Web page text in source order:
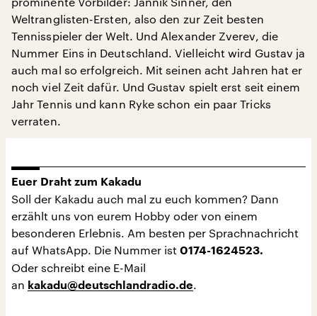
Weltranglisten-Ersten, also den zur Zeit besten
Tennisspieler der Welt. Und Alexander Zverev, die
Nummer Eins in Deutschland. Vielleicht wird Gustav ja
auch mal so erfolgreich. Mit seinen acht Jahren hat er
noch viel Zeit dafür. Und Gustav spielt erst seit einem
Jahr Tennis und kann Ryke schon ein paar Tricks
verraten.
Euer Draht zum Kakadu
Soll der Kakadu auch mal zu euch kommen? Dann
erzählt uns von eurem Hobby oder von einem
besonderen Erlebnis. Am besten per Sprachnachricht
auf WhatsApp. Die Nummer ist 0174-1624523.
Oder schreibt eine E-Mail
an kakadu@deutschlandradio.de